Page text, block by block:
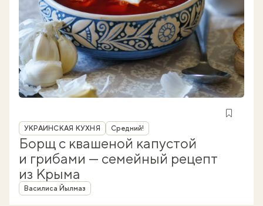
Рубрика
УКРАИНСКАЯ КУХНЯ Средний!
Борщ с квашеной капустой
и грибами — семейный рецепт
из Крыма
Автор
Василиса Йылмаз